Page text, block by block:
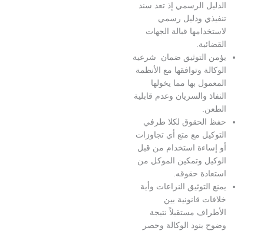
الرسمي إذ تعد سند
ودليل رسمي
قبالة الجهات
التوثيق ضمان شرعية
وتوافقها مع الأنظمة
بها مما يخولها
والسريان وعدم قابلية
الحقوق لكلا طرفي
مع متع أي تجاوزات
إساءة استخدام من قبل
وتمكين الموكل من
حقوقه.
التوثيق النزاعات وأية
قانونية بين
مستقبلاً نتيجة
بنود الوكالة وحصر